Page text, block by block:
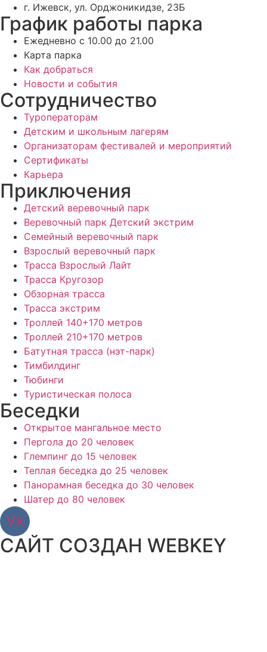
г. Ижевск, ул. Орджоникидзе, 23Б
График работы парка
Ежедневно с 10.00 до 21.00
Карта парка
Как добраться
Новости и события
Сотрудничество
Туроператорам
Детским и школьным лагерям
Организаторам фестивалей и мероприятий
Сертификаты
Карьера
Приключения
Детский веревочный парк
Веревочный парк Детский экстрим
Семейный веревочный парк
Взрослый веревочный парк
Трасса Взрослый Лайт
Трасса Кругозор
Обзорная трасса
Трасса экстрим
Троллей 140+170 метров
Троллей 210+170 метров
Батутная трасса (нэт-парк)
Тимбилдинг
Тюбинги
Туристическая полоса
Беседки
Открытое мангальное место
Пергола до 20 человек
Глемпинг до 15 человек
Теплая беседка до 25 человек
Панорамная беседка до 30 человек
Шатер до 80 человек
Vk
САЙТ СОЗДАН WEBKEY